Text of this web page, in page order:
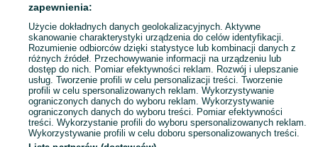
Mapa ministron
Popularne wyszukiwania
zapewnienia:
Użycie dokładnych danych geolokalizacyjnych. Aktywne
skanowanie charakterystyki urządzenia do celów identyfikacji.
Rozumienie odbiorców dzięki statystyce lub kombinacji danych z
różnych źródeł. Przechowywanie informacji na urządzeniu lub
dostęp do nich. Pomiar efektywności reklam. Rozwój i ulepszanie
usług. Tworzenie profili w celu personalizacji treści. Tworzenie
profili w celu spersonalizowanych reklam. Wykorzystywanie
ograniczonych danych do wyboru reklam. Wykorzystywanie
ograniczonych danych do wyboru treści. Pomiar efektywności
treści. Wykorzystanie profili do wyboru spersonalizowanych reklam.
Wykorzystywanie profili w celu doboru spersonalizowanych treści.